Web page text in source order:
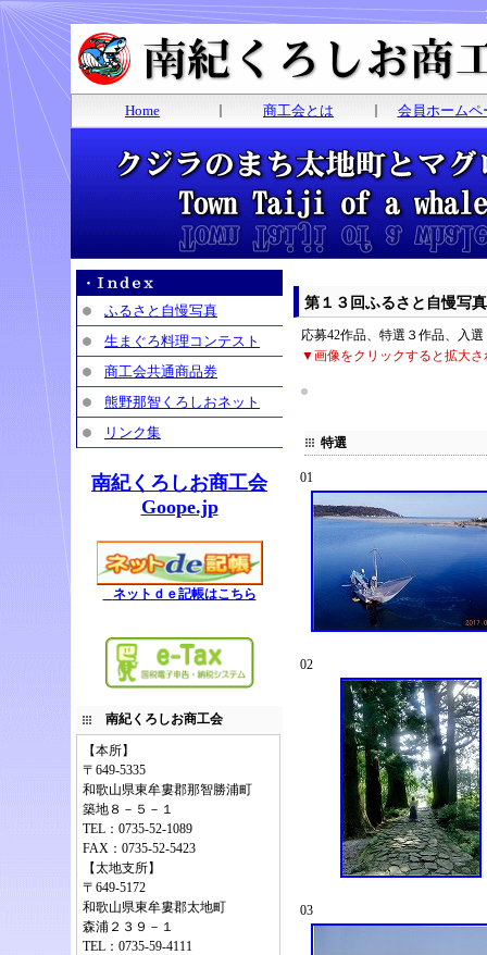
Home 商工会とは 会員ホームペ
ふるさと自慢写真
生まぐろ料理コンテスト
商工会共通商品券
熊野那智くろしおネット
リンク集
南紀くろしお商工会
Goope.jp
ネットｄｅ記帳はこちら
南紀くろしお商工会
【本所】
〒649-5335
和歌山県東牟婁郡那智勝浦町
築地８－５－１
TEL：0735-52-1089
FAX：0735-52-5423
【太地支所】
〒649-5172
和歌山県東牟婁郡太地町
森浦２３９－１
TEL：0735-59-4111
第１３回ふるさと自慢写
応募42作品、特選３作品、入
▼画像をクリックすると拡大さ
特選
01
02
03